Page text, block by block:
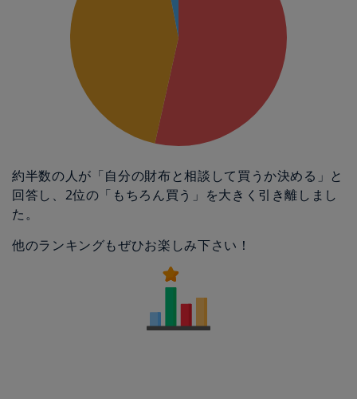
約半数の人が「自分の財布と相談して買うか決める」と
回答し、2位の「もちろん買う」を大きく引き離しまし
た。
他のランキングもぜひお楽しみ下さい！